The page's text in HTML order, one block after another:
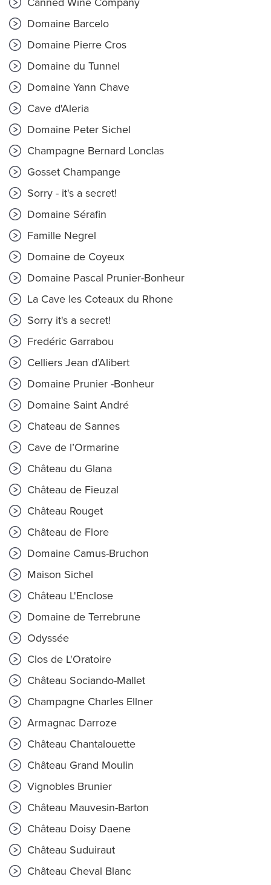
Domaine Barcelo
Domaine Pierre Cros
Domaine du Tunnel
Domaine Yann Chave
Cave d'Aleria
Domaine Peter Sichel
Champagne Bernard Lonclas
Gosset Champange
Sorry - it's a secret!
Domaine Sérafin
Famille Negrel
Domaine de Coyeux
Domaine Pascal Prunier-Bonheur
La Cave les Coteaux du Rhone
Sorry it's a secret!
Fredéric Garrabou
Celliers Jean d’Alibert
Domaine Prunier -Bonheur
Domaine Saint André
Chateau de Sannes
Cave de l’Ormarine
Château du Glana
Château de Fieuzal
Château Rouget
Château de Flore
Domaine Camus-Bruchon
Maison Sichel
Château L'Enclose
Domaine de Terrebrune
Odyssée
Clos de L'Oratoire
Château Sociando-Mallet
Champagne Charles Ellner
Armagnac Darroze
Château Chantalouette
Château Grand Moulin
Vignobles Brunier
Château Mauvesin-Barton
Château Doisy Daene
Château Suduiraut
Château Cheval Blanc